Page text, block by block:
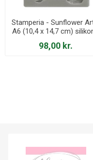
Stamperia - Sunflower
A6 (10,4 x 14,7 cm)
Form - KACM10 Leaves
98,00 kr.